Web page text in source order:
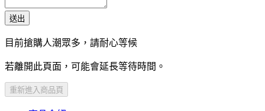
送出
目前搶購人潮眾多，請耐心等候
若離開此頁面，可能會延長等待時間。
重新進入商品頁